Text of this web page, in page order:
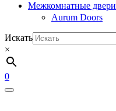
Межкомнатные двери
Aurum Doors
Искать
×
0